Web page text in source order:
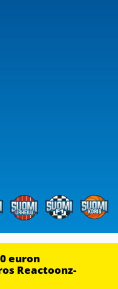
euron
Reactoonz-